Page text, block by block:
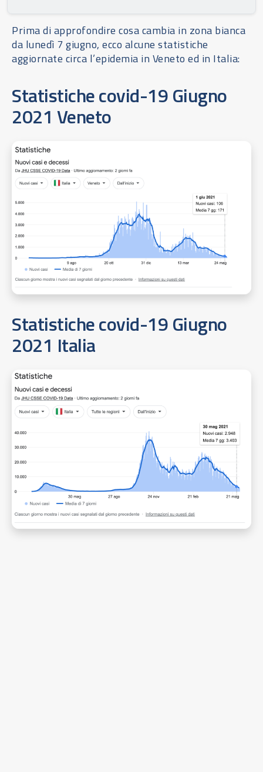
Prima di approfondire cosa cambia in zona bianca
da lunedì 7 giugno, ecco alcune statistiche
aggiornate circa l’epidemia in Veneto ed in Italia:
Statistiche covid-19 Giugno
2021 Veneto
Statistiche covid-19 Giugno
2021 Italia